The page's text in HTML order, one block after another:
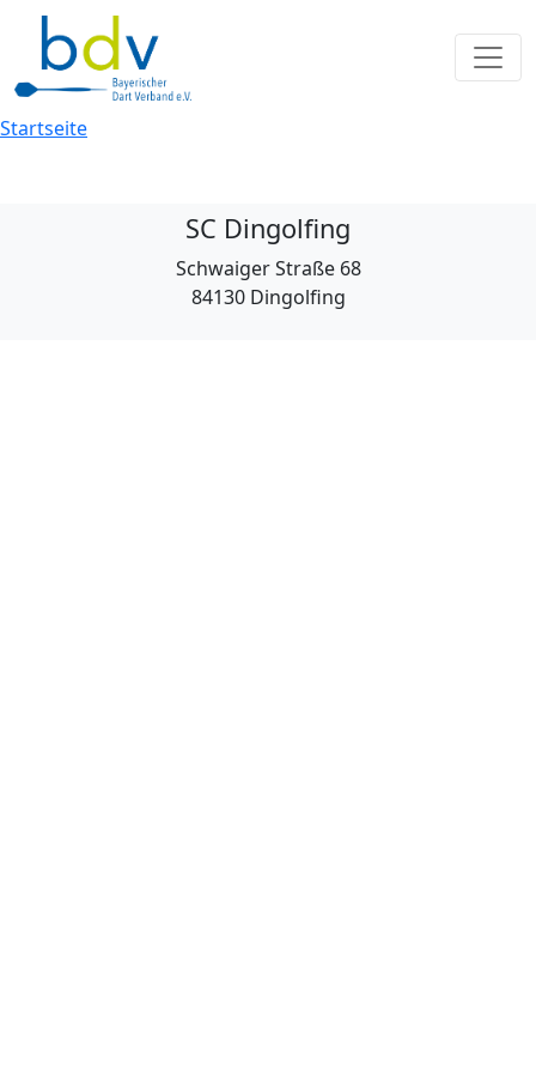
Startseite
SC Dingolfing
Schwaiger Straße 68
84130 Dingolfing